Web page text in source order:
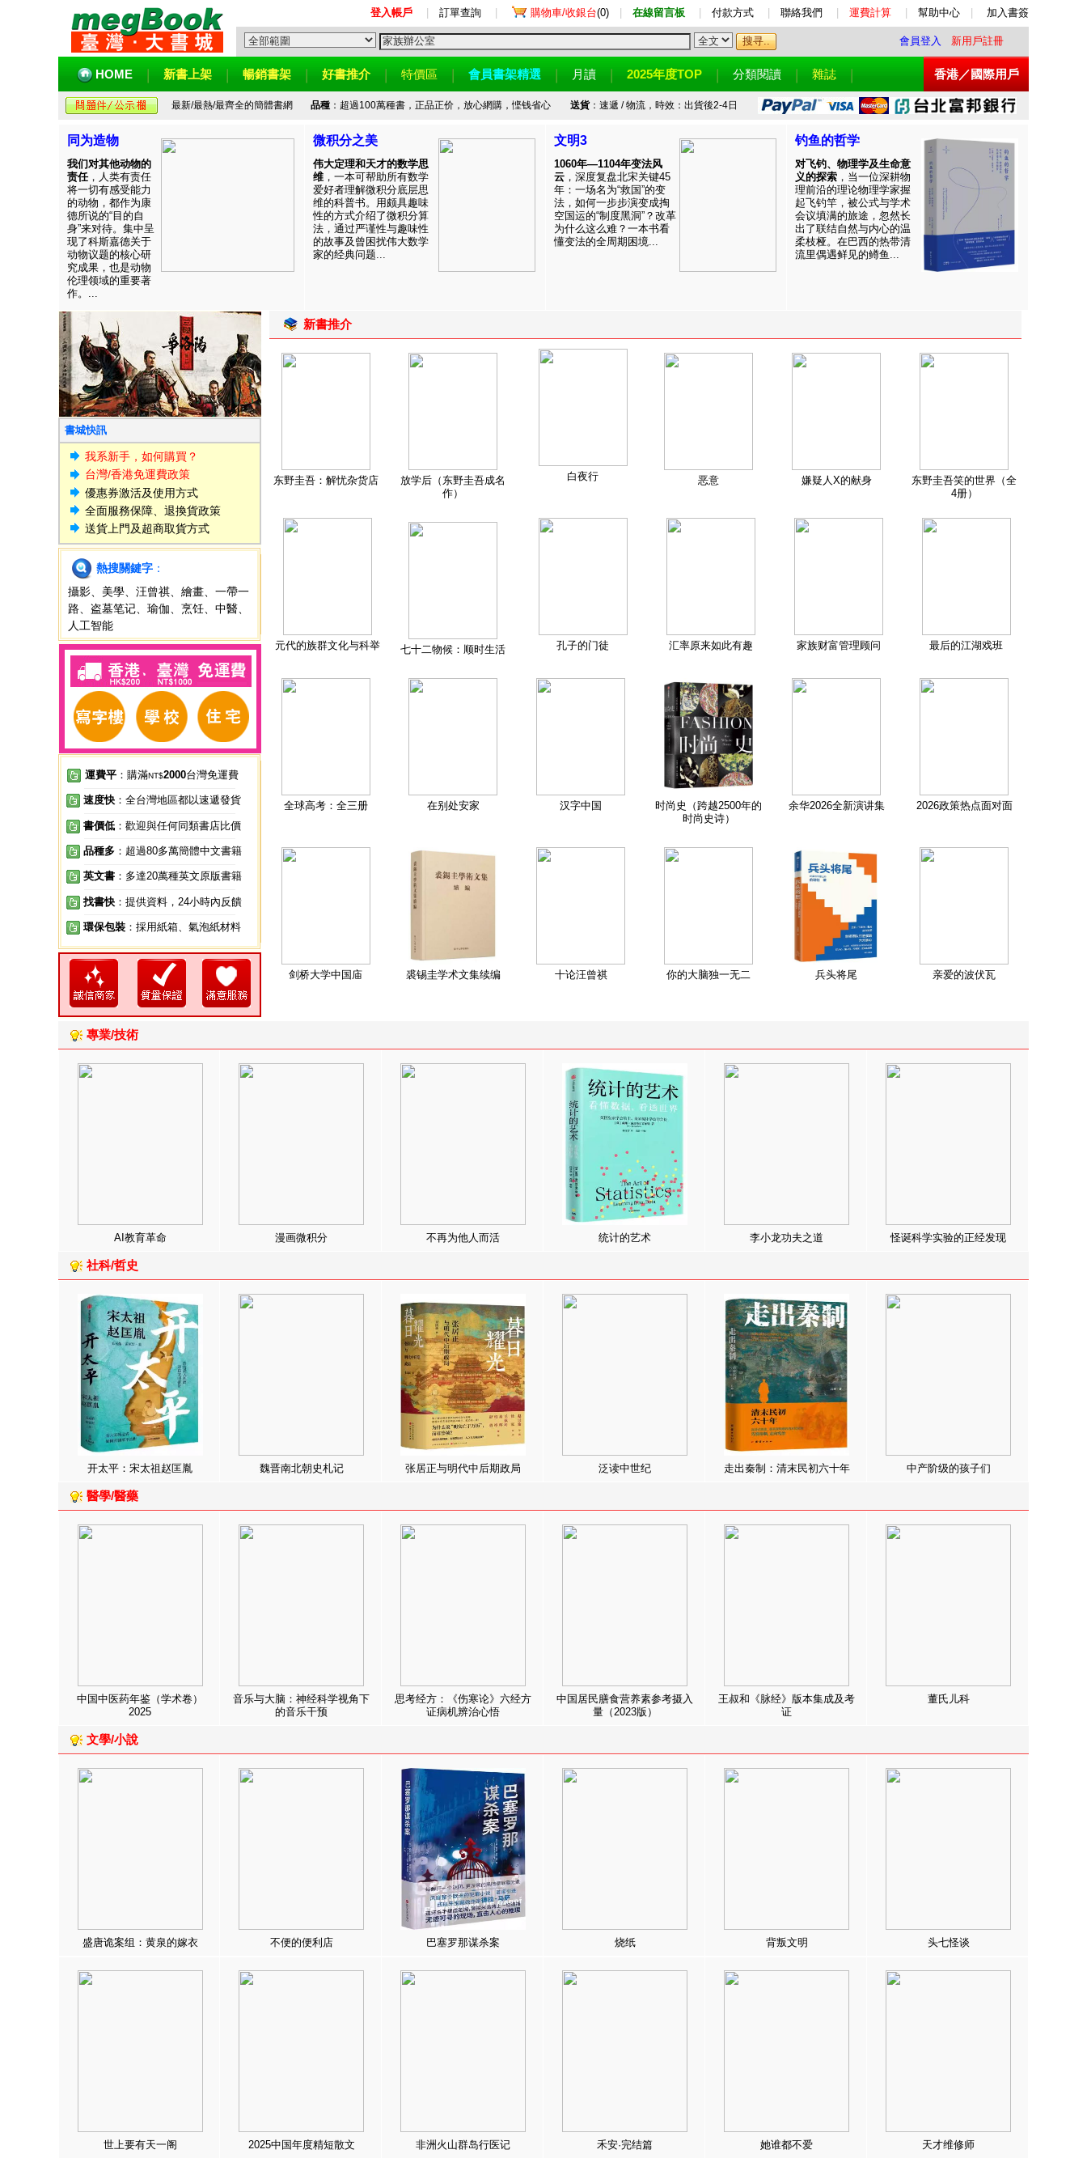
登入帳戶 訂單查詢 購物車/收銀台(0) 在線留言板 付款方式 聯絡我們 運費計算 幫助中心 加入書簽
會員登入 新用戶註冊
HOME 新書上架 暢銷書架 好書推介 特價區 會員書架精選 月讀 2025年度TOP 分類閱讀 雜誌 香港／國際用戶
最新/最熱/最齊全的簡體書網 品種：超過100萬種書，正品正价，放心網購，悭钱省心 送貨：速遞 / 物流，時效：出貨後2-4日
同为造物
我们对其他动物的
责任，人类有责任
将一切有感受能力
的动物，都作为康
德所说的“目的自
身”来对待。集中呈
现了科斯嘉德关于
动物议题的核心研
究成果，也是动物
伦理领域的重要著
作。...
微积分之美
伟大定理和天才的数学思
维 ，一本可帮助所有数学
爱好者理解微积分底层思
维的科普书。用颇具趣味
性的方式介绍了微积分算
法，通过严谨性与趣味性
的故事及曾困扰伟大数学
家的经典问题...
文明3
1060年—1104年变法风
云 ，深度复盘北宋关键45
年：一场名为“救国”的变
法，如何一步步演变成掏
空国运的“制度黑洞”？改革
为什么这么难？一本书看
懂变法的全周期困境...
钓鱼的哲学
对飞钓、物理学及生命意
义的探索 ，当一位深耕物
理前沿的理论物理学家握
起飞钓竿，被公式与学术
会议填满的旅途，忽然长
出了联结自然与内心的温
柔枝桠。在巴西的热带清
流里偶遇鲜见的鳟鱼...
書城快訊
我系新手，如何購買？
台灣/香港免運費政策
優惠券激活及使用方式
全面服務保障、退換貨政策
送貨上門及超商取貨方式
熱搜關鍵字 ：
攝影
美學 汪曾祺 繪畫
一帶一
路
盗墓笔记 瑜伽 烹饪 中醫
人工智能
運費平 ：購滿NT$2000台灣免運費
速度快 ：全台灣地區都以速遞發貨
書價低 ：歡迎與任何同類書店比價
品種多 ：超過80多萬簡體中文書籍
英文書 ：多達20萬種英文原版書籍
找書快 ：提供資料，24小時內反饋
環保包裝 ：採用紙箱、氣泡紙材料
新書推介
东野圭吾：解忧杂货店
放学后（东野圭吾成名
作）
白夜行 恶意 嫌疑人X的献身
东野圭吾笑的世界（全
4册）
元代的族群文化与科举 七十二物候：顺时生活 孔子的门徒 汇率原来如此有趣 家族财富管理顾问 最后的江湖戏班
全球高考：全三册 在别处安家 汉字中国
时尚史（跨越2500年的
时尚史诗）
余华2026全新演讲集 2026政策热点面对面
剑桥大学中国庙 裘锡圭学术文集续编 十论汪曾祺 你的大脑独一无二 兵头将尾 亲爱的波伏瓦
專業/技術
AI教育革命 漫画微积分 不再为他人而活 统计的艺术 李小龙功夫之道 怪诞科学实验的正经发现
社科/哲史
开太平：宋太祖赵匡胤 魏晋南北朝史札记 张居正与明代中后期政局 泛读中世纪 走出秦制：清末民初六十年 中产阶级的孩子们
醫學/醫藥
中国中医药年鉴（学术卷）
2025
音乐与大脑：神经科学视角下
的音乐干预
思考经方：《伤寒论》六经方
证病机辨治心悟
中国居民膳食营养素参考摄入
量（2023版）
王叔和《脉经》版本集成及考
证
董氏儿科
文學/小說
盛唐诡案组：黄泉的嫁衣 不便的便利店 巴塞罗那谋杀案 烧纸 背叛文明 头七怪谈
世上要有天一阁 2025中国年度精短散文 非洲火山群岛行医记 禾安·完结篇 她谁都不爱 天才维修师